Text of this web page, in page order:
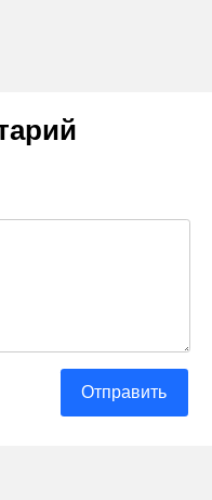
Отправить